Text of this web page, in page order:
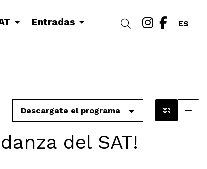
ES
Link a
Link
Buscar
Entradas
Descargate el programa
del SAT!